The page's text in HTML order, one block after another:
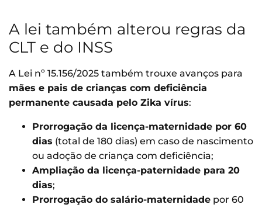
A lei também alterou regras da
CLT e do INSS
A Lei nº 15.156/2025 também trouxe avanços para
mães e pais de crianças com deficiência
permanente causada pelo Zika vírus:
Prorrogação da licença-maternidade por 60
dias (total de 180 dias) em caso de nascimento
ou adoção de criança com deficiência;
Ampliação da licença-paternidade para 20
dias;
Prorrogação do salário-maternidade por 60